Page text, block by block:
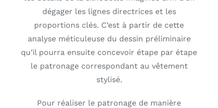
dégager les lignes directrices et les
proportions clés. C’est à partir de cette
analyse méticuleuse du dessin préliminaire
qu’il pourra ensuite concevoir étape par étape
le patronage correspondant au vêtement
stylisé.
Pour réaliser le patronage de manière